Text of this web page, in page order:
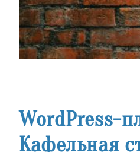
WordPress-
Кафельная